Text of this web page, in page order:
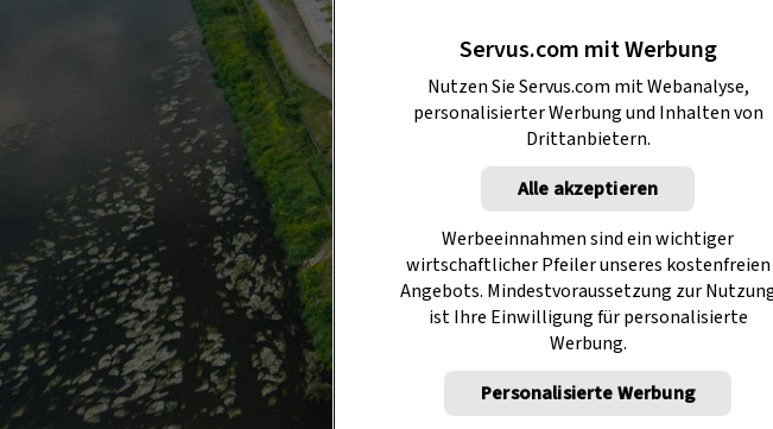
Servus.com mit Werbung
Nutzen Sie Servus.com mit Webanalyse,
personalisierter Werbung und Inhalten von
Drittanbietern.
Alle akzeptieren
Werbeeinnahmen sind ein wichtiger
wirtschaftlicher Pfeiler unseres kostenfreien
Angebots. Mindestvoraussetzung zur
ist Ihre Einwilligung für personalisierte
Werbung.
Personalisierte Werbung